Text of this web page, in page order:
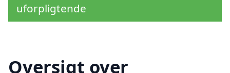
uforpligtende
Oversigt over